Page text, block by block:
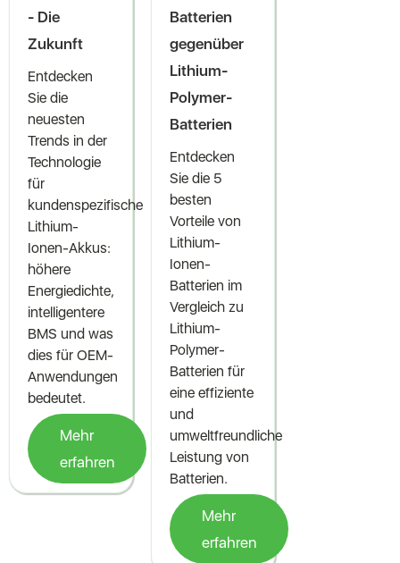
- Die
Zukunft
Entdecken
Sie die
neuesten
Trends in der
Technologie
für
kundenspezifische
Lithium-
Ionen-Akkus:
höhere
Energiedichte,
intelligentere
BMS und was
dies für OEM-
Anwendungen
bedeutet.
Mehr
erfahren
Batterien
gegenüber
Lithium-
Polymer-
Batterien
Entdecken
Sie die 5
besten
Vorteile von
Lithium-
Ionen-
Batterien im
Vergleich zu
Lithium-
Polymer-
Batterien für
eine effiziente
und
umweltfreundliche
Leistung von
Batterien.
Mehr
erfahren